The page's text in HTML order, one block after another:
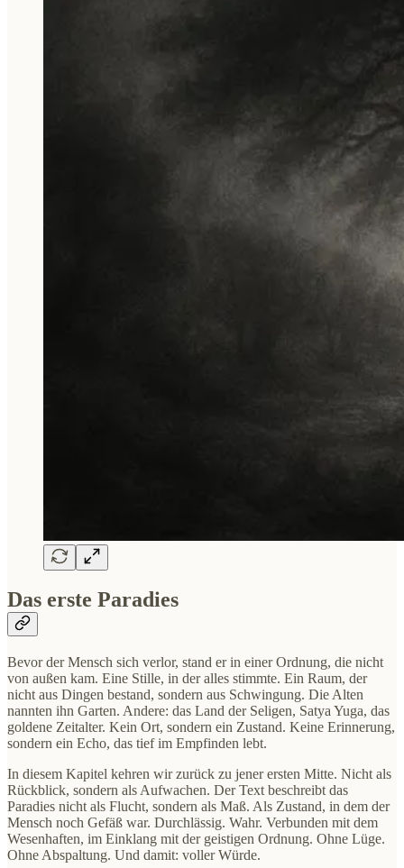
Das erste Paradies
Bevor der Mensch sich verlor, stand er in einer Ordnung, die nicht
von außen kam. Eine Stille, in der alles stimmte. Ein Raum, der
nicht aus Dingen bestand, sondern aus Schwingung. Die Alten
nannten ihn Garten. Andere: das Land der Seligen, Satya Yuga, das
goldene Zeitalter. Kein Ort, sondern ein Zustand. Keine Erinnerung,
sondern ein Echo, das tief im Empfinden lebt.
In diesem Kapitel kehren wir zurück zu jener ersten Mitte. Nicht als
Rückblick, sondern als Aufwachen. Der Text beschreibt das
Paradies nicht als Flucht, sondern als Maß. Als Zustand, in dem der
Mensch noch Gefäß war. Durchlässig. Wahr. Verbunden mit dem
Wesenhaften, im Einklang mit der geistigen Ordnung. Ohne Lüge.
Ohne Abspaltung. Und damit: voller Würde.